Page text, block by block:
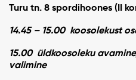
Turu tn. 8 spordihoones (II
14.45 – 15.00koosolekust
15.00 üldkoosoleku
valimine